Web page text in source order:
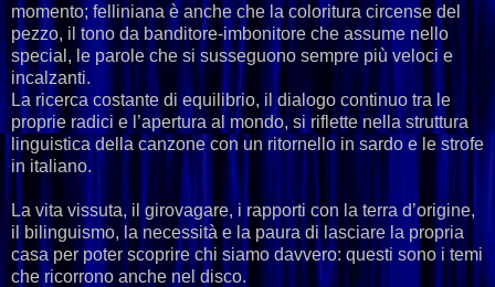
momento; felliniana è anche che la coloritura circense del
pezzo, il tono da banditore-imbonitore che assume nello
special, le parole che si susseguono sempre più veloci e
incalzanti.
La ricerca costante di equilibrio, il dialogo continuo tra le
proprie radici e l’apertura al mondo, si riflette nella struttura
linguistica della canzone con un ritornello in sardo e le strofe
in italiano.
La vita vissuta, il girovagare, i rapporti con la terra d’origine,
il bilinguismo, la necessità e la paura di lasciare la propria
casa per poter scoprire chi siamo davvero: questi sono i temi
che ricorrono anche nel disco.